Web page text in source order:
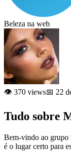
Beleza na web
👁️ 370 views📅 22
Tudo sobre
Bem-vindo ao grupo
é o lugar certo para